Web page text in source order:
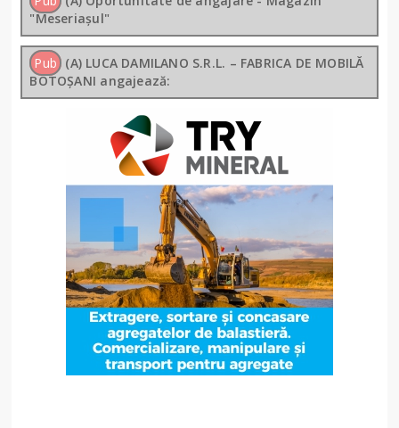
"Meseriașul"
Pub (A) LUCA DAMILANO S.R.L. – FABRICA DE MOBILĂ
BOTOȘANI angajează: